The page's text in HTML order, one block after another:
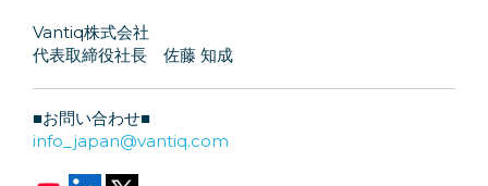
Vantiq株式会社
代表取締役社長 佐藤 知成
■お問い合わせ■
info_japan@vantiq.com